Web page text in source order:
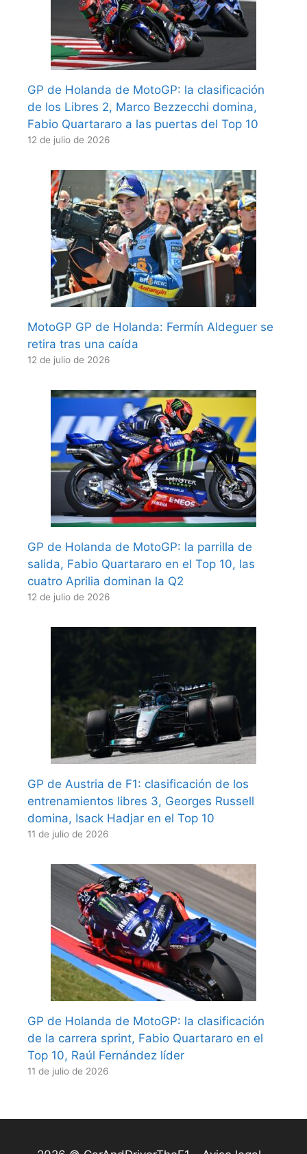
GP de Holanda de MotoGP: la clasificación
de los Libres 2, Marco Bezzecchi domina,
Fabio Quartararo a las puertas del Top 10
12 de julio de 2026
MotoGP GP de Holanda: Fermín Aldeguer se
retira tras una caída
12 de julio de 2026
GP de Holanda de MotoGP: la parrilla de
salida, Fabio Quartararo en el Top 10, las
cuatro Aprilia dominan la Q2
12 de julio de 2026
GP de Austria de F1: clasificación de los
entrenamientos libres 3, Georges Russell
domina, Isack Hadjar en el Top 10
11 de julio de 2026
GP de Holanda de MotoGP: la clasificación
de la carrera sprint, Fabio Quartararo en el
Top 10, Raúl Fernández líder
11 de julio de 2026